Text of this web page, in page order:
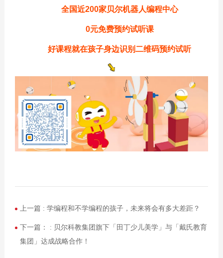
全国近200家贝尔机器人编程中心
0元免费预约试听课
好课程就在孩子身边识别二维码预约试听
上一篇 :学编程和不学编程的孩子，未来将会有多大差距？
下一篇： : 贝尔科教集团旗下「田丁少儿美学」与「戴氏教育
集团」达成战略合作！